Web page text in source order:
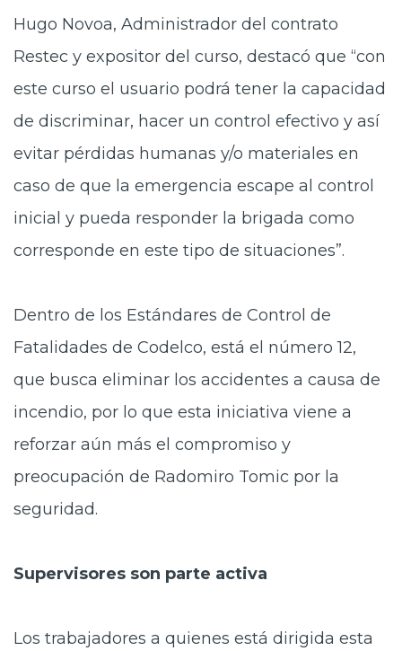
Hugo Novoa, Administrador del contrato
Restec y expositor del curso, destacó que “con
este curso el usuario podrá tener la capacidad
de discriminar, hacer un control efectivo y así
evitar pérdidas humanas y/o materiales en
caso de que la emergencia escape al control
inicial y pueda responder la brigada como
corresponde en este tipo de situaciones”.
Dentro de los Estándares de Control de
Fatalidades de Codelco, está el número 12,
que busca eliminar los accidentes a causa de
incendio, por lo que esta iniciativa viene a
reforzar aún más el compromiso y
preocupación de Radomiro Tomic por la
seguridad.
Supervisores son parte activa
Los trabajadores a quienes está dirigida esta